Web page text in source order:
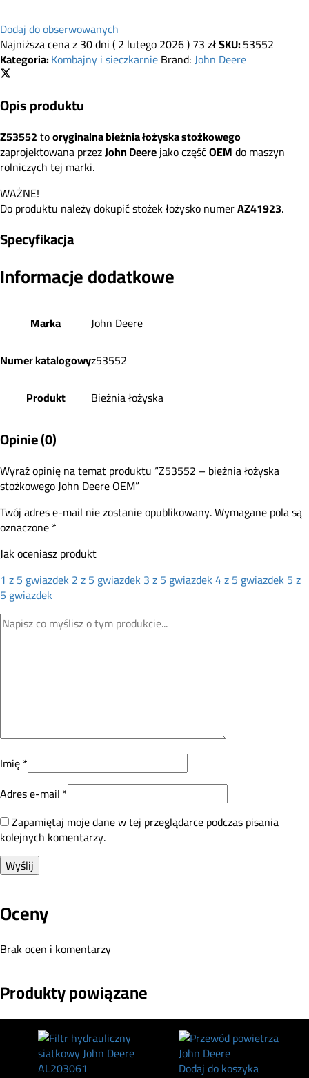
Dodaj do obserwowanych
Najniższa cena z 30 dni (2 lutego 2026)73złSKU:53552
Kategoria:Kombajny i sieczkarnieBrand:John Deere
Opis produktu
Z53552tooryginalna bieżnia łożyska stożkowego
zaprojektowana przezJohn Deerejako częśćOEMdo maszyn
rolniczych tej marki.
WAŻNE!
Do produktu należy dokupić stożek łożysko numerAZ41923.
Specyfikacja
Informacje dodatkowe
Marka
John Deere
Numer katalogowyz53552
Produkt
Bieżnia łożyska
Opinie (0)
Wyraź opinię na temat produktu “Z53552 – bieżnia łożyska
stożkowego John Deere OEM”
Twój adres e-mail nie zostanie opublikowany.Wymagane pola są
oznaczone*
Jak oceniasz produkt
1 z 5 gwiazdek2 z 5 gwiazdek3 z 5 gwiazdek4 z 5 gwiazdek5 z
5 gwiazdek
Imię*
Adres e-mail *
Zapamiętaj moje dane w tej przeglądarce podczas pisania
kolejnych komentarzy.
Oceny
Brak ocen i komentarzy
Produkty powiązane
Dodaj do koszyka